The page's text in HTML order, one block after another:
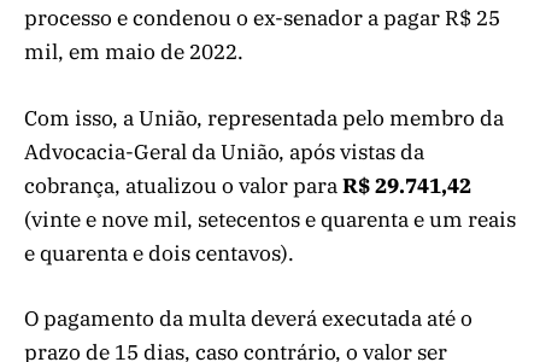
processo e condenou o ex-senador a pagar R$ 25
mil, em maio de 2022.
Com isso, a União, representada pelo membro da
Advocacia-Geral da União, após vistas da
cobrança, atualizou o valor paraR$ 29.741,42
(vinte e nove mil, setecentos e quarenta e um reais
e quarenta e dois centavos).
O pagamento da multa deverá executada até o
prazo de 15 dias, caso contrário, o valor ser